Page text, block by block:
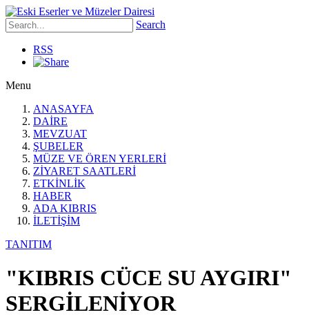
Search
RSS
Menu
ANASAYFA
DAİRE
MEVZUAT
ŞUBELER
MÜZE VE ÖREN YERLERİ
ZİYARET SAATLERİ
ETKİNLİK
HABER
ADA KIBRIS
İLETİŞİM
TANITIM
"KIBRIS CÜCE SU AYGIRI"
SERGİLENİYOR